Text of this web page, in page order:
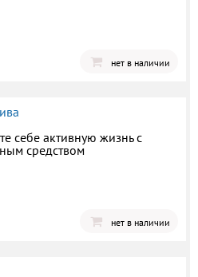
нет в наличии
себе активную жизнь с
средством
нет в наличии